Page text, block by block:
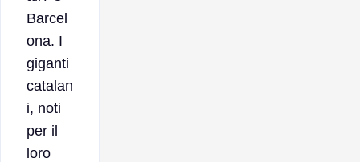
Barcel
ona. I
giganti
catalan
i, noti
per il
loro